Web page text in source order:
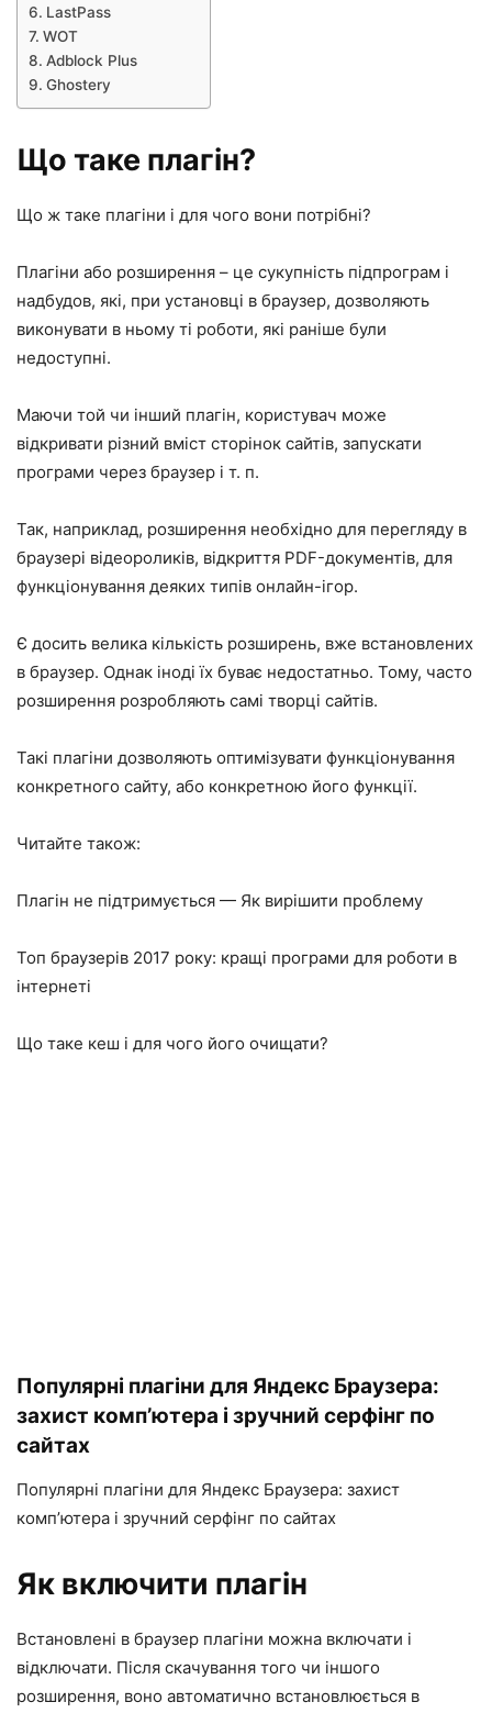
LastPass
WOT
Adblock Plus
Ghostery
Що таке плагін?
Що ж таке плагіни і для чого вони потрібні?
Плагіни або розширення – це сукупність підпрограм і
надбудов, які, при установці в браузер, дозволяють
виконувати в ньому ті роботи, які раніше були
недоступні.
Маючи той чи інший плагін, користувач може
відкривати різний вміст сторінок сайтів, запускати
програми через браузер і т. п.
Так, наприклад, розширення необхідно для перегляду в
браузері відеороликів, відкриття PDF-документів, для
функціонування деяких типів онлайн-ігор.
Є досить велика кількість розширень, вже встановлених
в браузер. Однак іноді їх буває недостатньо. Тому, часто
розширення розробляють самі творці сайтів.
Такі плагіни дозволяють оптимізувати функціонування
конкретного сайту, або конкретною його функції.
Читайте також:
Плагін не підтримується — Як вирішити проблему
Топ браузерів 2017 року: кращі програми для роботи в
інтернеті
Що таке кеш і для чого його очищати?
Популярні плагіни для Яндекс Браузера:
захист комп’ютера і зручний серфінг по
сайтах
Популярні плагіни для Яндекс Браузера: захист
комп’ютера і зручний серфінг по сайтах
Як включити плагін
Встановлені в браузер плагіни можна включати і
відключати. Після скачування того чи іншого
розширення, воно автоматично встановлюється в